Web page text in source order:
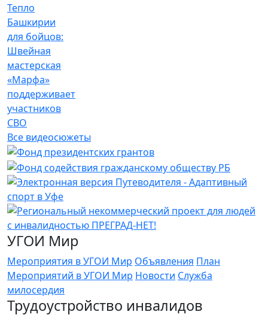
Тепло
Башкирии
для бойцов:
Швейная
мастерская
«Марфа»
поддерживает
участников
СВО
Все видеосюжеты
УГОИ Мир
Мероприятия в УГОИ Мир Объявления План
Мероприятий в УГОИ Мир Новости Служба
милосердия
Трудоустройство инвалидов